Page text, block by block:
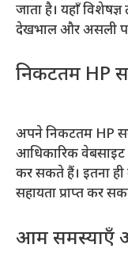
जाता है। यहाँ
देखभाल और असली
निकटतम HP
अपने निकटतम HP
आधिकारिक वेबसाइट
कर सकते हैं। इतना
सहायता प्राप्त कर
आम समस्याएँ